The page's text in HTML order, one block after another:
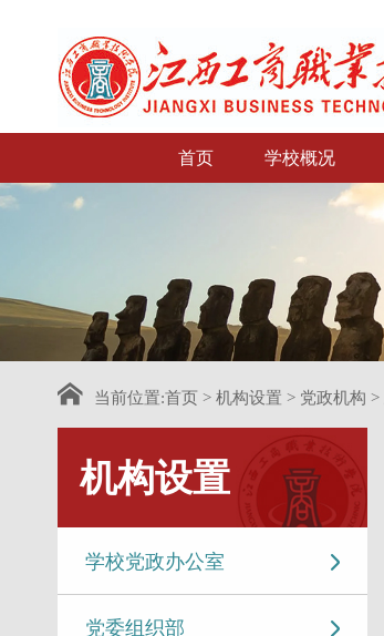
首页 学校概况
当前位置:首页 > 机构设置 > 党政机构 >
机构设置
学校党政办公室
党委组织部